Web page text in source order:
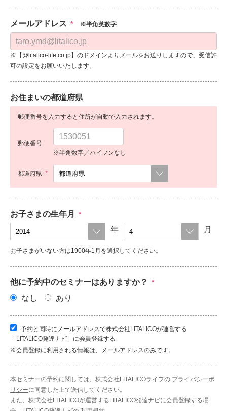
メールアドレス * ※半角英数字
※【@litalico-life.co.jp】のドメインよりメールをお送りしますので、受信許
可の設定をお願いいたします。
お住まいの都道府県
郵便番号を入力すると住所が自動で入力されます。
郵便番号
※半角数字／ハイフンなし
都道府県 *
お子さまの生年月 *
年 月
お子さまがいない方は1900年1月を選択してください。
他に予約中のセミナーはありますか？ *
なし あり
予約と同時にメールアドレスで株式会社LITALICOが運営する
「LITALICO発達ナビ」に会員登録する
※会員登録に利用される情報は、メールアドレスのみです。
本セミナーの予約に関しては、株式会社LITALICOライフの プライバシーポ
リシーに同意した上で送信してください。
また、株式会社LITALICOが運営するLITALICO発達ナビに会員登録する場